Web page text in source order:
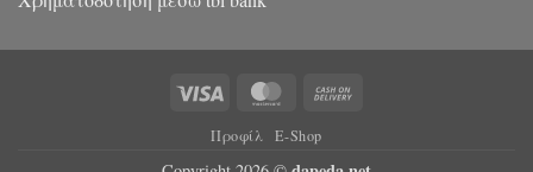
Visa MasterCard
Προφίλ E-Shop